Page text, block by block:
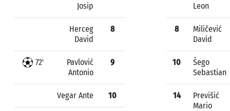
Josip
Herceg
David
8
72'
Pavlović
Antonio
9
Vegar Ante 10
Leon
8
Miličević
David
10
Šego
Sebastian
14
Previšić
Mario